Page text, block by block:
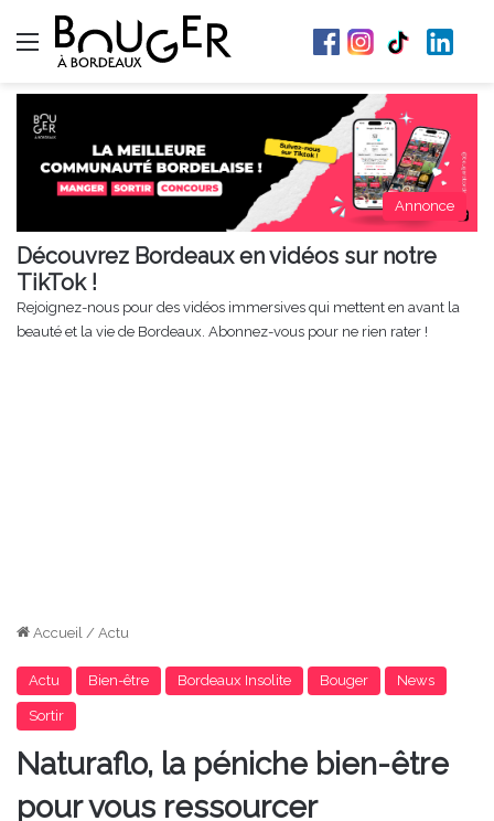
Menu
Annonce
Découvrez Bordeaux en vidéos sur notre
TikTok !
Rejoignez-nous pour des vidéos immersives qui mettent en avant la
beauté et la vie de Bordeaux. Abonnez-vous pour ne rien rater !
Accueil / Actu
Actu Bien-être Bordeaux Insolite Bouger News
Sortir
Naturaflo, la péniche bien-être
pour vous ressourcer